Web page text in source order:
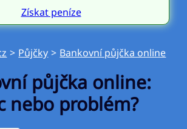
Získat peníze
> Půjčky > Bankovní půjčka online
půjčka online:
nebo problém?